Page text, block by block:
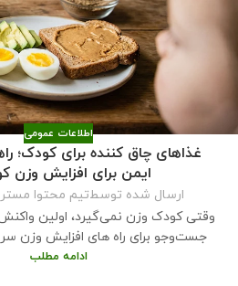
اطلاعات عمومی
غذاهای چاق‌ کننده برای کودک؛
ایمن برای افزایش وزن
ارسال شده توسطتیم محتوا
وقتی کودک وزن نمی‌گیرد، اولین
جست‌وجو برای راه ‌های افزایش وزن
ادامه مطلب